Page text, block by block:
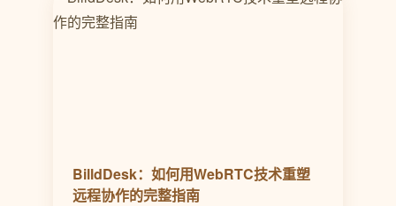
BilldDesk：如何用WebRTC技术重塑
远程协作的完整指南